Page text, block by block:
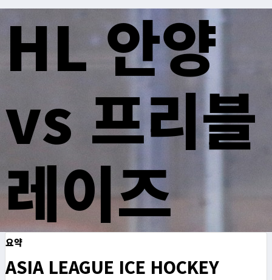
HL 안양
vs 프리블
레이즈
요약
ASIA LEAGUE ICE HOCKEY